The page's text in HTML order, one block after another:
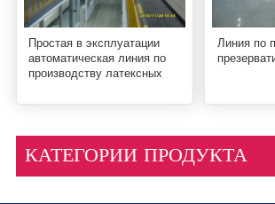
Простая в эксплуатации
автоматическая линия по
производству латексных
производства одноразовых
Линия по
КАТЕГОРИИ ПРОДУКТА